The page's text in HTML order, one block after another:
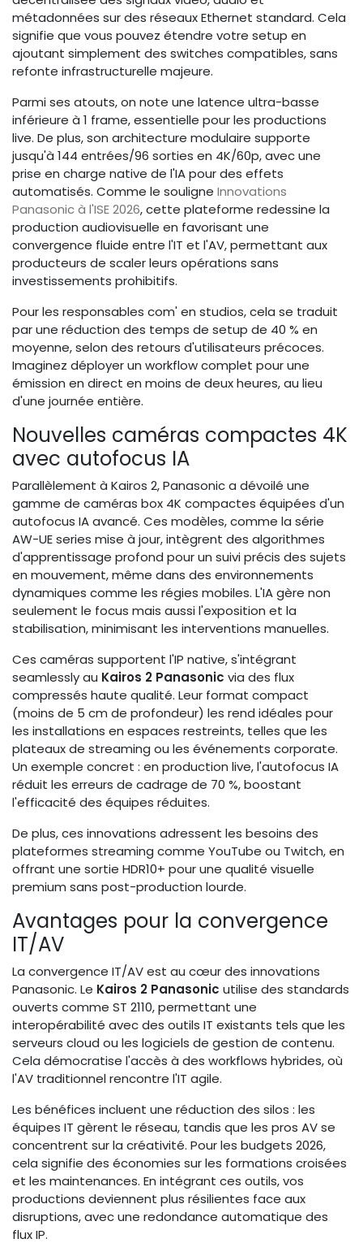
métadonnées sur des réseaux Ethernet standard. Cela
signifie que vous pouvez étendre votre setup en
ajoutant simplement des switches compatibles, sans
refonte infrastructurelle majeure.
Parmi ses atouts, on note une latence ultra-basse
inférieure à 1 frame, essentielle pour les productions
live. De plus, son architecture modulaire supporte
jusqu'à 144 entrées/96 sorties en 4K/60p, avec une
prise en charge native de l'IA pour des effets
automatisés. Comme le souligne Innovations
Panasonic à l'ISE 2026, cette plateforme redessine la
production audiovisuelle en favorisant une
convergence fluide entre l'IT et l'AV, permettant aux
producteurs de scaler leurs opérations sans
investissements prohibitifs.
Pour les responsables com' en studios, cela se traduit
par une réduction des temps de setup de 40 % en
moyenne, selon des retours d'utilisateurs précoces.
Imaginez déployer un workflow complet pour une
émission en direct en moins de deux heures, au lieu
d'une journée entière.
Nouvelles caméras compactes 4K
avec autofocus IA
Parallèlement à Kairos 2, Panasonic a dévoilé une
gamme de caméras box 4K compactes équipées d'un
autofocus IA avancé. Ces modèles, comme la série
AW-UE series mise à jour, intègrent des algorithmes
d'apprentissage profond pour un suivi précis des sujets
en mouvement, même dans des environnements
dynamiques comme les régies mobiles. L'IA gère non
seulement le focus mais aussi l'exposition et la
stabilisation, minimisant les interventions manuelles.
Ces caméras supportent l'IP native, s'intégrant
seamlessly au Kairos 2 Panasonic via des flux
compressés haute qualité. Leur format compact
(moins de 5 cm de profondeur) les rend idéales pour
les installations en espaces restreints, telles que les
plateaux de streaming ou les événements corporate.
Un exemple concret : en production live, l'autofocus IA
réduit les erreurs de cadrage de 70 %, boostant
l'efficacité des équipes réduites.
De plus, ces innovations adressent les besoins des
plateformes streaming comme YouTube ou Twitch, en
offrant une sortie HDR10+ pour une qualité visuelle
premium sans post-production lourde.
Avantages pour la convergence
IT/AV
La convergence IT/AV est au cœur des innovations
Panasonic. Le Kairos 2 Panasonic utilise des standards
ouverts comme ST 2110, permettant une
interopérabilité avec des outils IT existants tels que les
serveurs cloud ou les logiciels de gestion de contenu.
Cela démocratise l'accès à des workflows hybrides, où
l'AV traditionnel rencontre l'IT agile.
Les bénéfices incluent une réduction des silos : les
équipes IT gèrent le réseau, tandis que les pros AV se
concentrent sur la créativité. Pour les budgets 2026,
cela signifie des économies sur les formations croisées
et les maintenances. En intégrant ces outils, vos
productions deviennent plus résilientes face aux
disruptions, avec une redondance automatique des
flux IP.